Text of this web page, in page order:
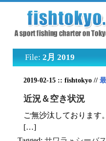
File: 2月 2019
2019-02-15 :: fishtokyo //
近況＆空き状況
ご無沙汰しております
[…]